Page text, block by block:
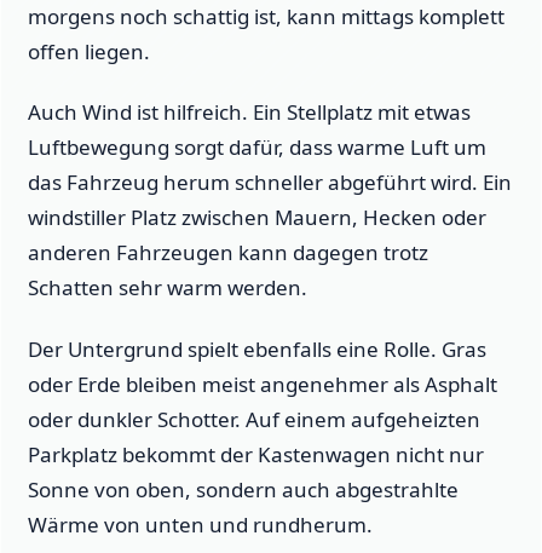
morgens noch schattig ist, kann mittags komplett
offen liegen.
Auch Wind ist hilfreich. Ein Stellplatz mit etwas
Luftbewegung sorgt dafür, dass warme Luft um
das Fahrzeug herum schneller abgeführt wird. Ein
windstiller Platz zwischen Mauern, Hecken oder
anderen Fahrzeugen kann dagegen trotz
Schatten sehr warm werden.
Der Untergrund spielt ebenfalls eine Rolle. Gras
oder Erde bleiben meist angenehmer als Asphalt
oder dunkler Schotter. Auf einem aufgeheizten
Parkplatz bekommt der Kastenwagen nicht nur
Sonne von oben, sondern auch abgestrahlte
Wärme von unten und rundherum.